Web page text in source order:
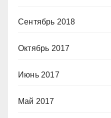
Сентябрь 2018
Октябрь 2017
Июнь 2017
Май 2017